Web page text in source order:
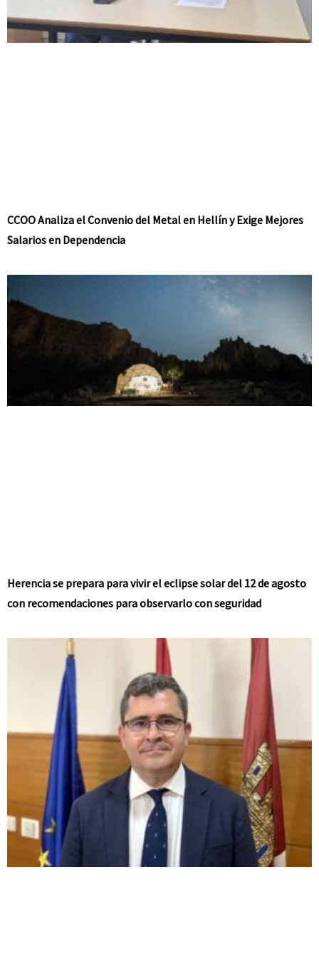
CCOO Analiza el Convenio del Metal en Hellín y Exige Mejores
Salarios en Dependencia
Herencia se prepara para vivir el eclipse solar del 12 de agosto
con recomendaciones para observarlo con seguridad